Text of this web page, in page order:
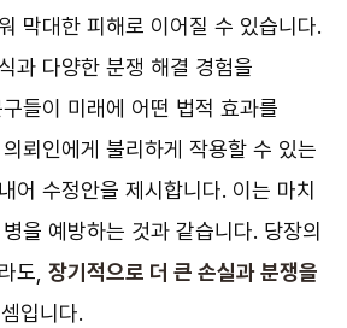
막대한 피해로 이어질 수 있습니다.
과 다양한 분쟁 해결 경험을
들이 미래에 어떤 법적 효과를
뢰인에게 불리하게 작용할 수 있는
어 수정안을 제시합니다. 이는 마치
을 예방하는 것과 같습니다. 당장의
도, 장기적으로 더 큰 손실과 분쟁을
입니다.